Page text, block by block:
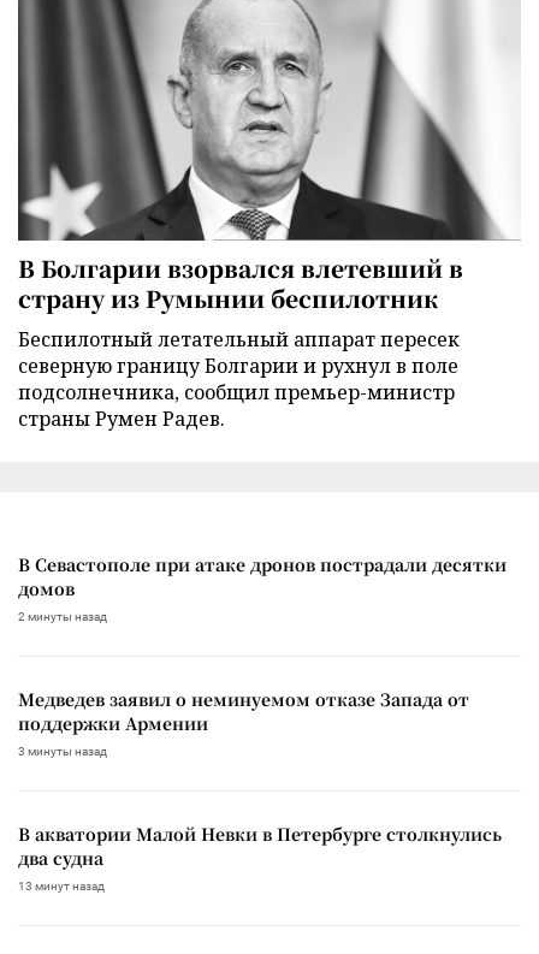
В Болгарии взорвался влетевший в
страну из Румынии беспилотник
Беспилотный летательный аппарат пересек
северную границу Болгарии и рухнул в поле
подсолнечника, сообщил премьер-министр
страны Румен Радев.
В Севастополе при атаке дронов пострадали десятки
домов
2 минуты назад
Медведев заявил о неминуемом отказе Запада от
поддержки Армении
3 минуты назад
В акватории Малой Невки в Петербурге столкнулись
два судна
13 минут назад